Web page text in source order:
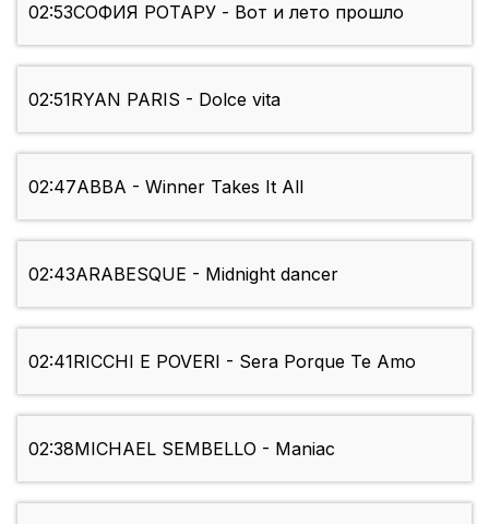
02:53СОФИЯ РОТАРУ - Вот и лето прошло
02:51RYAN PARIS - Dolce vita
02:47ABBA - Winner Takes It All
02:43ARABESQUE - Midnight dancer
02:41RICCHI E POVERI - Sera Porque Te Amo
02:38MICHAEL SEMBELLO - Maniac